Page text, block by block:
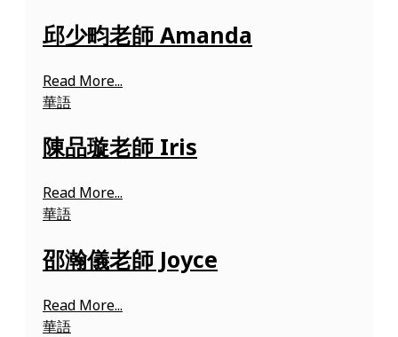
邱少畇老師 Amanda
Read More...
華語
陳品璇老師 Iris
Read More...
華語
邵瀚儀老師 Joyce
Read More...
華語